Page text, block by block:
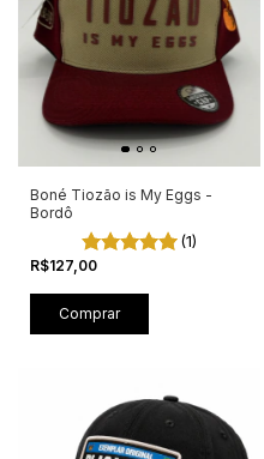
Boné Tiozão is My Eggs -
Bordô
(1)
R$127,00